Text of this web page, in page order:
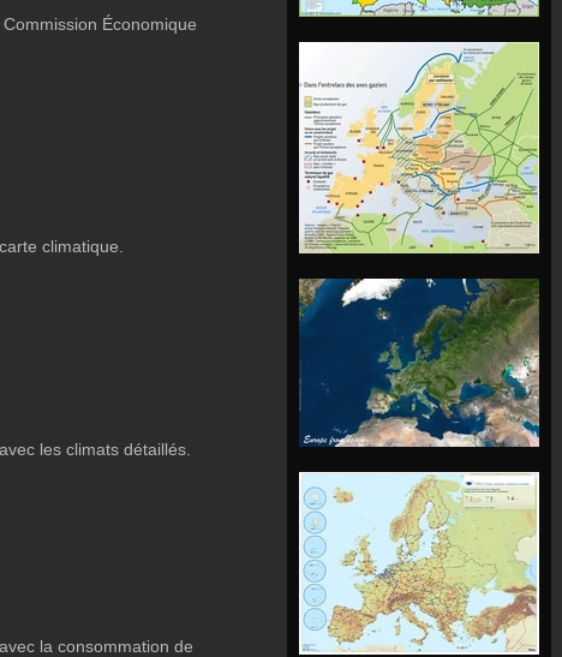
Économique
climatique.
les climats détaillés.
la consommation de